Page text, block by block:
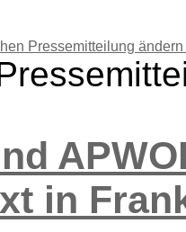
Pressemitteilung ändern
in